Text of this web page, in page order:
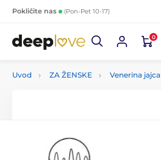
Pokličite nas (Pon-Pet 10-17)
0
Uvod ZA ŽENSKE Venerina jajca